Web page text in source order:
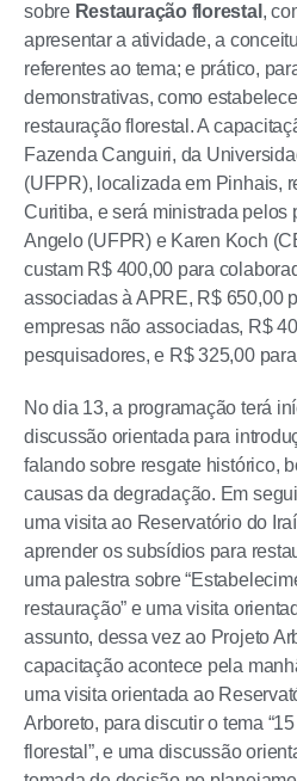
sobre Restauração florestal ,
apresentar a atividade, a
referentes ao tema; e prático,
demonstrativas, como
restauração florestal. A
Fazenda Canguiri, da
(UFPR), localizada em Pinhais,
Curitiba, e será ministrada pelos
Angelo (UFPR) e Karen Koch
custam R$ 400,00 para
associadas à APRE, R$ 650,00
empresas não associadas, R$
pesquisadores, e R$ 325,00
No dia 13, a programação terá
discussão orientada para
falando sobre resgate histórico,
causas da degradação. Em
uma visita ao Reservatório do
aprender os subsídios para
uma palestra sobre
restauração” e uma visita
assunto, dessa vez ao Projeto
capacitação acontece pela
uma visita orientada ao
Arboreto, para discutir o tema
florestal”, e uma discussão